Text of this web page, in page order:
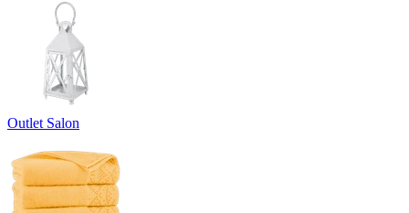
Outlet Salon